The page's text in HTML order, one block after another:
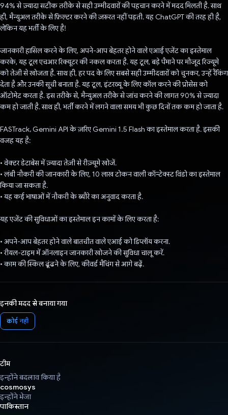
94% से ज़्यादा सटीक तरीके से सही उम्मीदवारों की पहचान करने में मदद मिलती है. साथ
ही, मैन्युअल तरीके से फ़िल्टर करने की ज़रूरत नहीं पड़ती. यह ChatGPT की तरह ही है,
लेकिन यह भर्ती के लिए है!
जानकारी हासिल करने के लिए, अपने-आप बेहतर होने वाले एआई एजेंट का इस्तेमाल
करके, यह टूल एचआर रिक्यूटर की नकल करता है. यह टूल, बड़े पैमाने पर मौजूद रिज्यूमे
को तेज़ी से खोजता है. साथ ही, हर पद के लिए सबसे सही उम्मीदवारों को चुनकर, उन्हें रैंकिंग
देता है और उनकी सूची बनाता है. यह टूल, इंटरव्यू के लिए कॉल करने की प्रोसेस को
ऑटोमेट करता है. इस तरीके से, मैन्युअल तरीके से जांच करने की लागत 90% से ज़्यादा
कम हो जाती है. साथ ही, भर्ती करने में लगने वाला समय भी कुछ दिनों तक कम हो जाता है.
FASTrack, Gemini API के ज़रिए Gemini 1.5 Flash का इस्तेमाल करता है. इसकी
वजह यह है:
• वेक्टर डेटाबेस में ज़्यादा तेज़ी से रीज़्यूमे खोजें.
• लंबी नौकरी की जानकारी के लिए, 10 लाख टोकन वाली कॉन्टेक्स्ट विंडो का इस्तेमाल
किया जा सकता है.
• यह कई भाषाओं में नौकरी के ब्यौरे का अनुवाद करता है.
यह एजेंट की सुविधाओं का इस्तेमाल इन कामों के लिए करता है:
• अपने-आप बेहतर होने वाले बातचीत वाले एआई को डिप्लॉय करना.
• रीयल-टाइम में ऑनलाइन जानकारी खोजने की सुविधा चालू करें.
• काम की स्किल ढूंढने के लिए, कीवर्ड मैचिंग से आगे बढ़ें.
इनकी मदद से बनाया गया
कोई नहीं
टीम
इन्होंने बदलाव किया है
cosmosys
इन्होंने भेजा
पाकिस्तान